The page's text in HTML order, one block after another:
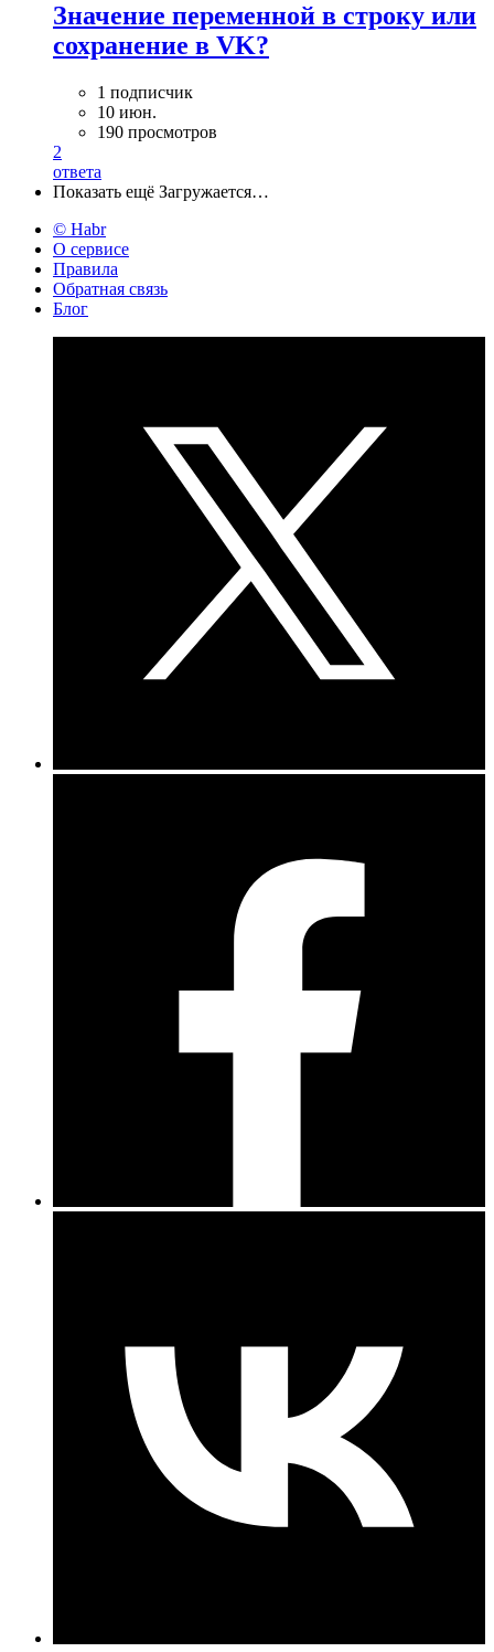
Значение переменной в строку или
сохранение в VK?
1 подписчик
10 июн.
190 просмотров
2
ответа
Показать ещё Загружается…
© Habr
О сервисе
Правила
Обратная связь
Блог